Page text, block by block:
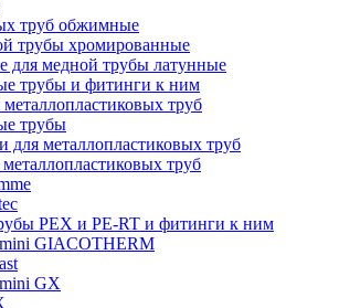
труб обжимные
трубы хромированные
медной трубы латунные
трубы и фитинги к ним
труб
трубы
металлопластиковых труб
труб
PEX и PE-RT и фитинги к ним
GIACOTHERM
GX